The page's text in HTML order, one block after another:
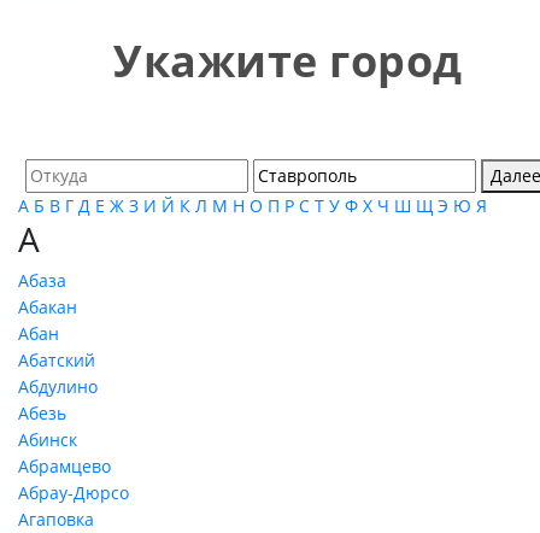
Укажите город
Далее
А Б В Г Д Е Ж З И Й К Л М Н О П Р С Т У Ф Х Ч Ш Щ Э Ю Я
А
Абаза
Абакан
Абан
Абатский
Абдулино
Абезь
Абинск
Абрамцево
Абрау-Дюрсо
Агаповка